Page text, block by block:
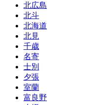
北広島
北斗
北海道
北見
千歳
名寄
士別
夕張
室蘭
富良野